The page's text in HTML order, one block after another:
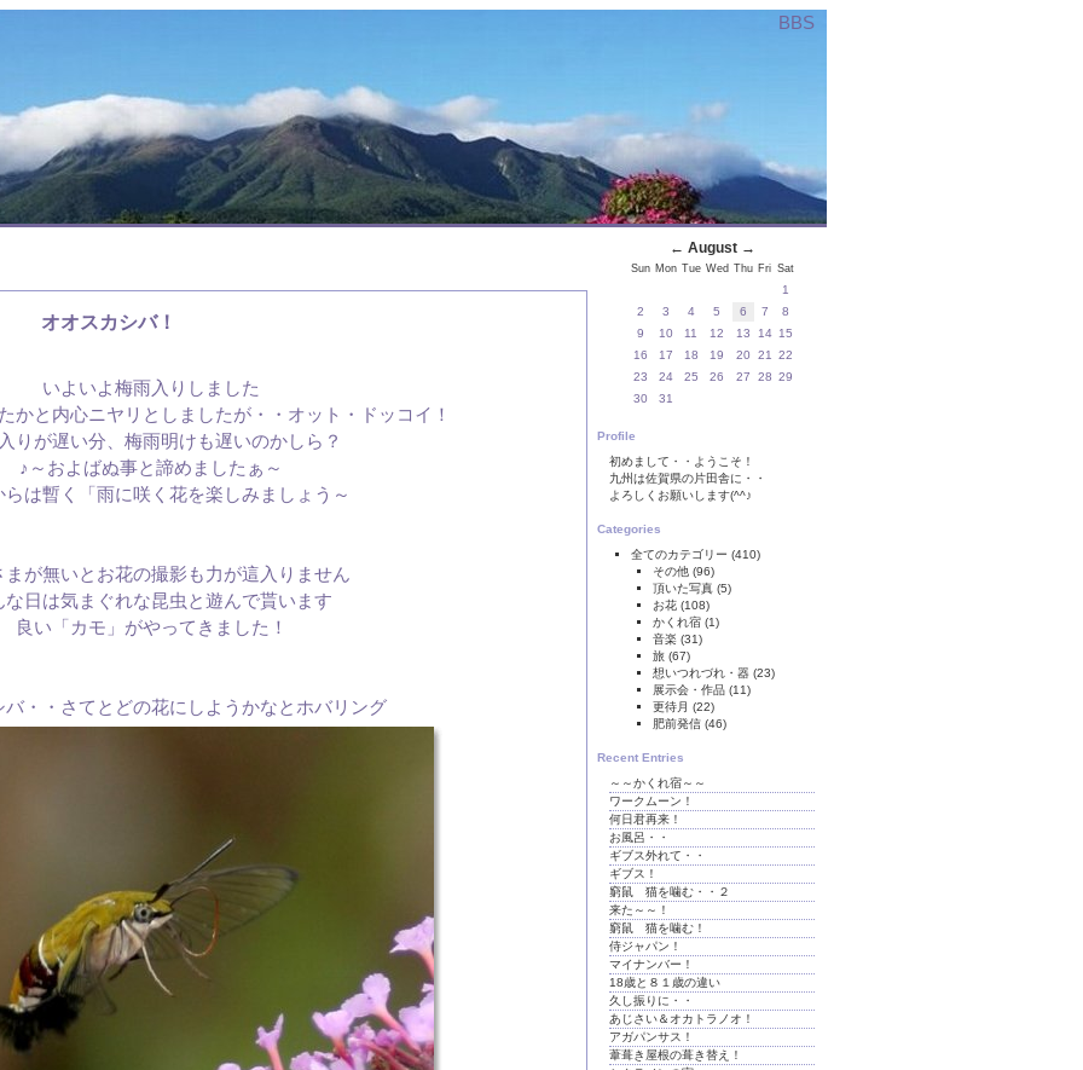
BBS
オオスカシバ！
いよいよ梅雨入りしました
かと内心ニヤリとしましたが・・オット・ドッコイ！
りが遅い分、梅雨明けも遅いのかしら？
♪～およばぬ事と諦めましたぁ～
らは暫く「雨に咲く花を楽しみましょう～
まが無いとお花の撮影も力が這入りません
な日は気まぐれな昆虫と遊んで貰います
良い「カモ」がやってきました！
バ・・さてとどの花にしようかなとホバリング
← August→
Sun Mon Tue Wed Thu Fri Sat
1
2
3 4 5 6 7
8
9
10 11 12 13 14 15
16
17 18 19 20 21
22
23
24 25 26 27 28 29
30
31
Profile
初めまして・・ようこそ！
九州は佐賀県の片田舎に・・
よろしくお願いします(^^♪
Categories
全てのカテゴリー (410)
その他 (96)
頂いた写真 (5)
お花 (108)
かくれ宿 (1)
音楽 (31)
旅 (67)
想いつれづれ・器 (23)
展示会・作品 (11)
更待月 (22)
肥前発信 (46)
Recent Entries
～～かくれ宿～～
ワークムーン！
何日君再来！
お風呂・・
ギブス外れて・・
ギブス！
窮鼠 猫を噛む・・２
来た～～！
窮鼠 猫を噛む！
侍ジャパン！
マイナンバー！
18歳と８１歳の違い
久し振りに・・
あじさい＆オカトラノオ！
アガパンサス！
葦葺き屋根の葺き替え！